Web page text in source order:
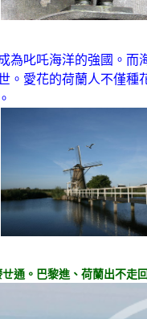
為叱吒海洋的強國。
。愛花的荷蘭人不僅
通。巴黎進、荷蘭出不走